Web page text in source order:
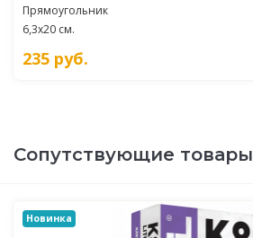
Прямоугольник
6,3x20 см.
235 руб.
Сопутствующие товары
Новинка